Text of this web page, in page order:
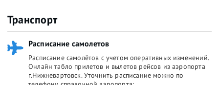
Транспорт
Расписание самолетов
Расписание самолётов с учетом оперативных изменений.
Онлайн табло прилетов и вылетов рейсов из аэропорта
г.Нижневартовск. Уточнить расписание можно по